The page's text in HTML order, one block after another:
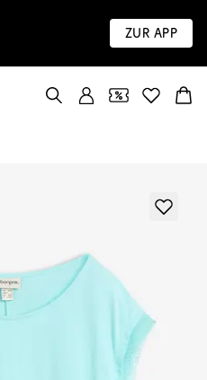
Zur App